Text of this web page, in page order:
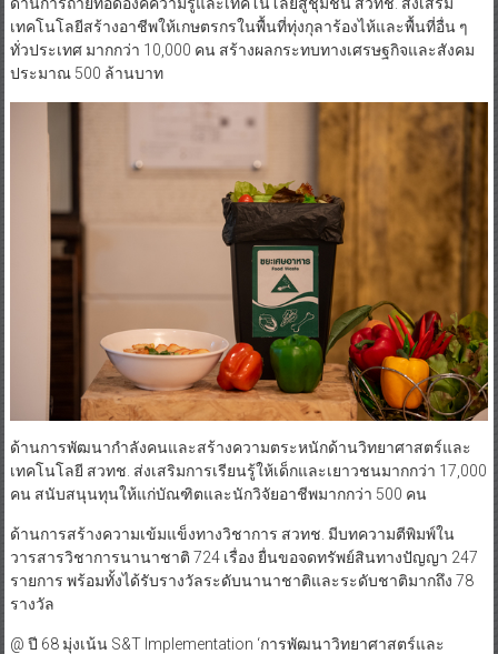
เทคโนโลยีสร้างอาชีพให้เกษตรกรในพื้นที่ทุ่งกุลาร้องไห้และพื้นที่อื่น ๆ
ทั่วประเทศ มากกว่า 10,000 คน สร้างผลกระทบทางเศรษฐกิจและสังคม
ประมาณ 500 ล้านบาท
ด้านการพัฒนากำลังคนและสร้างความตระหนักด้านวิทยาศาสตร์และ
เทคโนโลยี สวทช. ส่งเสริมการเรียนรู้ให้เด็กและเยาวชนมากกว่า 17,000
คน สนับสนุนทุนให้แก่บัณฑิตและนักวิจัยอาชีพมากกว่า 500 คน
ด้านการสร้างความเข้มแข็งทางวิชาการ สวทช. มีบทความตีพิมพ์ใน
วารสารวิชาการนานาชาติ 724 เรื่อง ยื่นขอจดทรัพย์สินทางปัญญา 247
รายการ พร้อมทั้งได้รับรางวัลระดับนานาชาติและระดับชาติมากถึง 78
รางวัล
@ ปี 68 มุ่งเน้น S&T Implementation ‘การพัฒนาวิทยาศาสตร์และ